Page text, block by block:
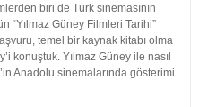
biri de Türk sinemasının
“Yılmaz Güney Filmleri Tarihi”
temel bir kaynak kitabı olma
konuştuk. Yılmaz Güney ile nasıl
Anadolu sinemalarında gösterimi